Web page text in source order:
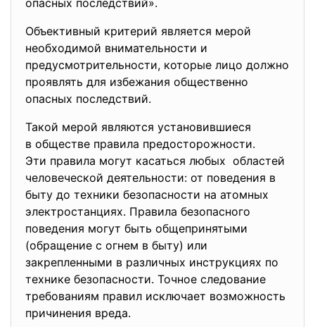
опасных последствий».
Объективный критерий является мерой
необходимой внимательности и
предусмотрительности, которые лицо должно
проявлять для избежания общественно
опасных последствий.
Такой мерой являются установившиеся
в обществе правила предосторожности.
Эти правила могут касаться любых областей
человеческой деятельности: от поведения в
быту до техники безопасности на атомных
электростанциях. Правила безопасного
поведения могут быть общепринятыми
(обращение с огнем в быту) или
закрепленными в различных инструкциях по
технике безопасности. Точное следование
требованиям правил исключает возможность
причинения вреда.